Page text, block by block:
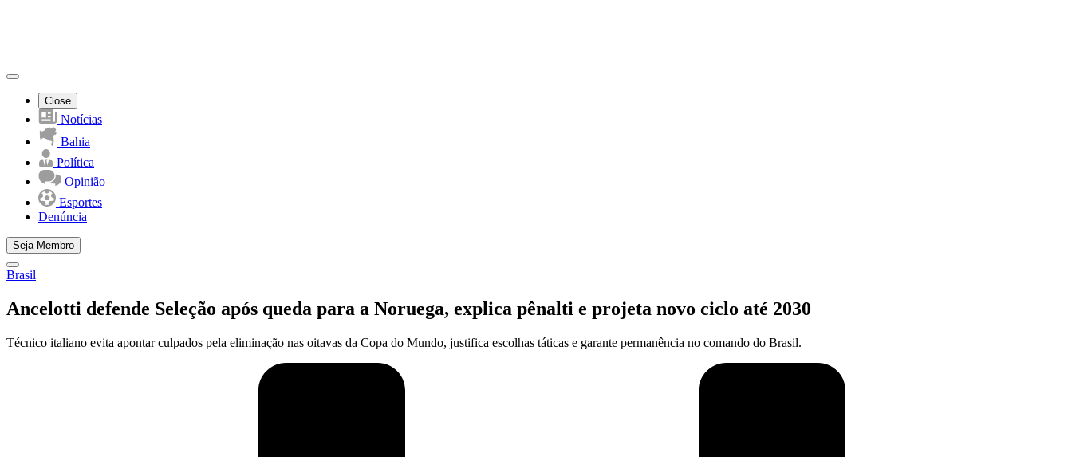
Close
Notícias
Bahia
Política
Opinião
Esportes
Denúncia
Seja Membro
Brasil
Ancelotti defende Seleção após queda para a Noruega, explica pênalti e projeta novo ciclo até 2030
Técnico italiano evita apontar culpados pela eliminação nas oitavas da Copa do Mundo, justifica escolhas táticas e garante permanência no comando do Brasil.